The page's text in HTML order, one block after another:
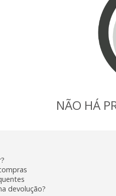
NÃO HÁ
devolução?